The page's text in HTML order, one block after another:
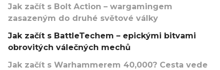
Jak začít s Bolt Action – wargamingem
zasazeným do druhé světové války
Jak začít s BattleTechem – epickými bitvami
obrovitých válečných mechů
Jak začít s Warhammerem 40,000? Cesta vede